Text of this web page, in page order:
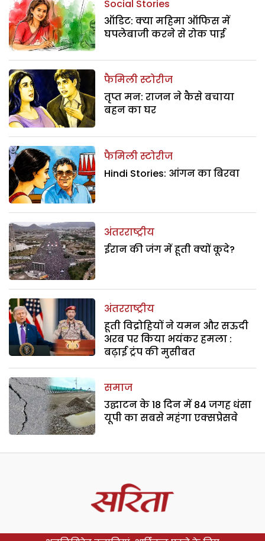
Social Stories
ऑडिट: क्या महिमा ऑफिस में
घपलेबाजी करने से रोक पाई
फैमिली स्टोरीज
तृप्त मन: राजन ने कैसे बचाया
बहन का घर
फैमिली स्टोरीज
Hindi Stories: आंगन का बिरवा
अंतरराष्ट्रीय
ईरान की जंग में हूती क्यों कूदे?
अंतरराष्ट्रीय
हूती विद्रोहियों ने यमन और सऊदी
अरब पर किया भयंकर हमला :
बढ़ाई ट्रंप की मुसीबत
समाज
उद्घाटन के 18 दिन में 84 जगह धंसा
यूपी का सबसे महंगा एक्सप्रेसवे